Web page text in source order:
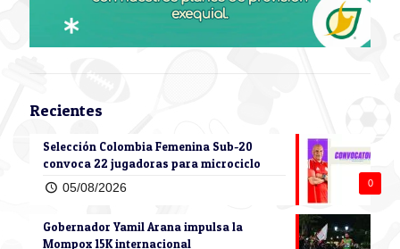
Recientes
0
Selección Colombia Femenina Sub-20
convoca 22 jugadoras para microciclo
05/08/2026
Gobernador Yamil Arana impulsa la
Mompox 15K internacional